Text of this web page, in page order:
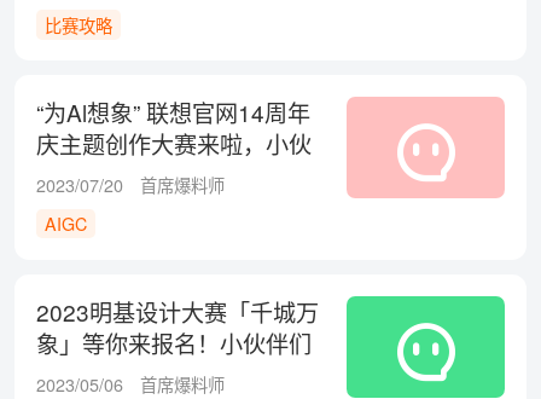
比赛攻略
“为Al想象” 联想官网14周年
庆主题创作大赛来啦，小伙
伴们冲鸭！
2023/07/20
首席爆料师
AIGC
2023明基设计大赛「千城万
象」等你来报名！小伙伴们
冲鸭！！！
2023/05/06
首席爆料师